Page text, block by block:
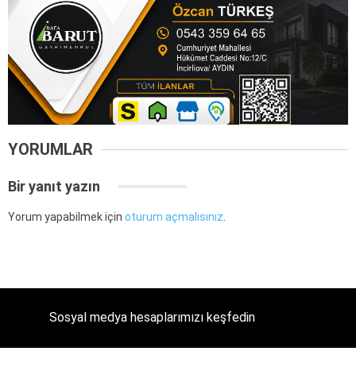
YORUMLAR
Bir yanıt yazın
Yorum yapabilmek için oturum açmalısınız.
Sosyal medya hesaplarımızı keşfedin